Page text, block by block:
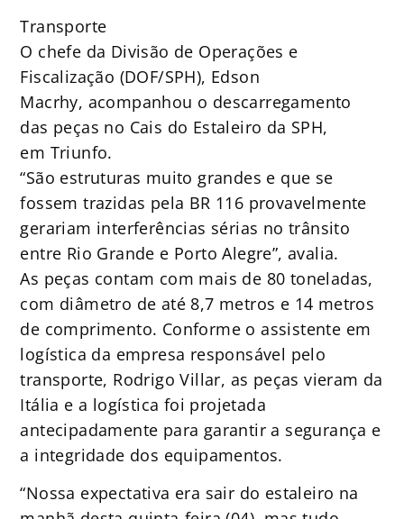
Transporte
O chefe da Divisão de Operações e
Fiscalização (DOF/SPH), Edson
Macrhy, acompanhou o descarregamento
das peças no Cais do Estaleiro da SPH,
em Triunfo.
“São estruturas muito grandes e que se
fossem trazidas pela BR 116 provavelmente
gerariam interferências sérias no trânsito
entre Rio Grande e Porto Alegre”, avalia.
As peças contam com mais de 80 toneladas,
com diâmetro de até 8,7 metros e 14 metros
de comprimento. Conforme o assistente em
logística da empresa responsável pelo
transporte, Rodrigo Villar, as peças vieram da
Itália e a logística foi projetada
antecipadamente para garantir a segurança e
a integridade dos equipamentos.
“Nossa expectativa era sair do estaleiro na